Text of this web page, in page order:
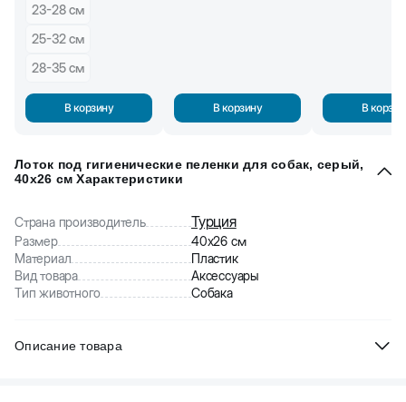
23-28 см
25-32 см
28-35 см
В корзину В корзину В
Лоток под гигиенические пеленки для собак, серый,
40x26 см Характеристики
Страна производитель Турция
Размер
40x26 см
Материал
Пластик
Вид товара
Аксессуары
Тип животного
Собака
Описание товара